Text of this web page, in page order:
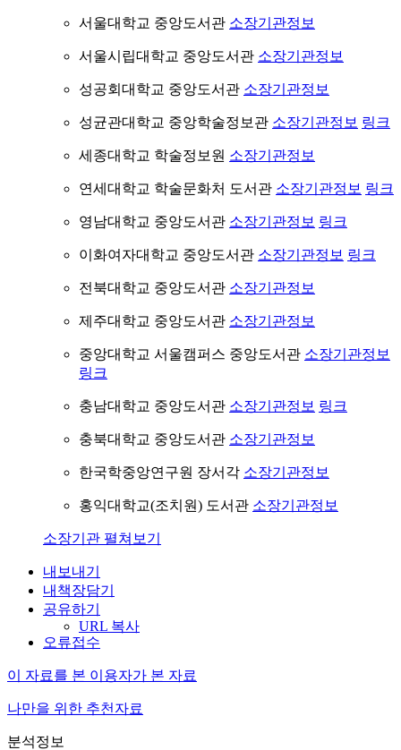
서울대학교 중앙도서관 소장기관정보
서울시립대학교 중앙도서관 소장기관정보
성공회대학교 중앙도서관 소장기관정보
성균관대학교 중앙학술정보관 소장기관정보 링크
세종대학교 학술정보원 소장기관정보
연세대학교 학술문화처 도서관 소장기관정보 링크
영남대학교 중앙도서관 소장기관정보 링크
이화여자대학교 중앙도서관 소장기관정보 링크
전북대학교 중앙도서관 소장기관정보
제주대학교 중앙도서관 소장기관정보
중앙대학교 서울캠퍼스 중앙도서관 소장기관정보
링크
충남대학교 중앙도서관 소장기관정보 링크
충북대학교 중앙도서관 소장기관정보
한국학중앙연구원 장서각 소장기관정보
홍익대학교(조치원) 도서관 소장기관정보
소장기관 펼쳐보기
내보내기
내책장담기
공유하기
URL 복사
오류접수
이 자료를 본 이용자가 본 자료
나만을 위한 추천자료
분석정보